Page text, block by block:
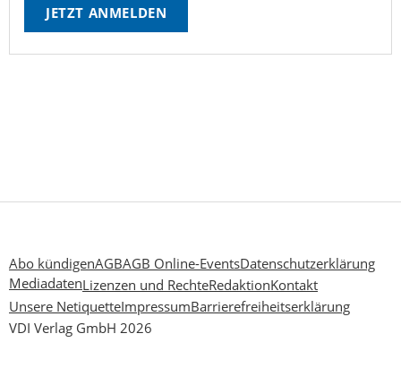
JETZT ANMELDEN
Abo kündigenAGBAGB Online-EventsDatenschutzerklärung
MediadatenLizenzen und RechteRedaktionKontakt
Unsere NetiquetteImpressumBarrierefreiheitserklärung
VDI Verlag GmbH 2026